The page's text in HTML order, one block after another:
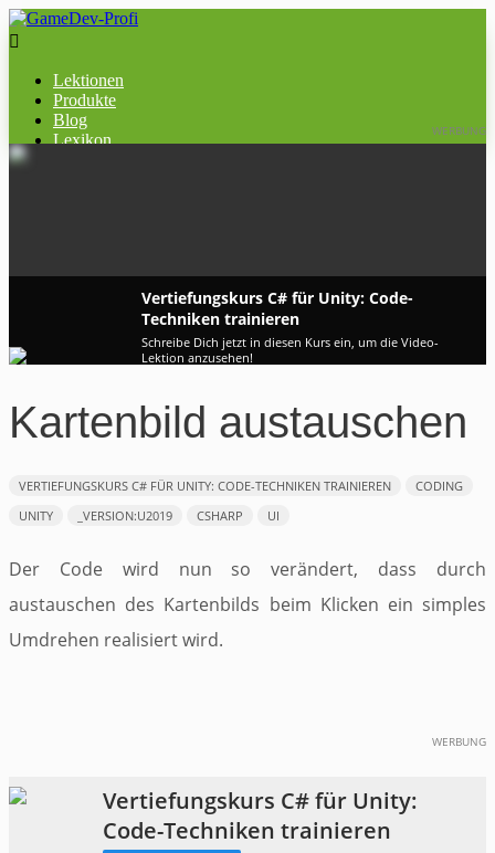

Lektionen
Produkte
Blog
Lexikon
WERBUNG
Vertiefungskurs C# für Unity: Code-
Techniken trainieren
Schreibe Dich jetzt in diesen Kurs ein, um die Video-
Lektion anzusehen!
Kartenbild austauschen
VERTIEFUNGSKURS C# FÜR UNITY: CODE-TECHNIKEN TRAINIEREN
CODING
UNITY
_VERSION:U2019 CSHARP UI
Der Code wird nun so verändert, dass durch
austauschen des Kartenbilds beim Klicken ein simples
Umdrehen realisiert wird.
WERBUNG
Vertiefungskurs C# für Unity:
Code-Techniken trainieren